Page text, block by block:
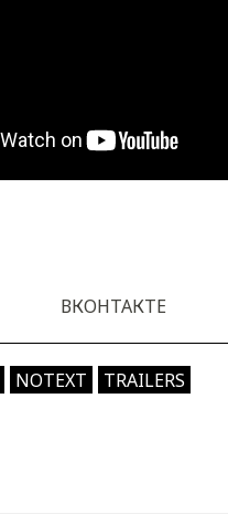
ВКОНТАКТЕ
NOTEXT TRAILERS